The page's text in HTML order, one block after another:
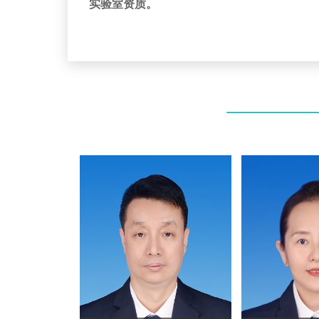
实验室资质。